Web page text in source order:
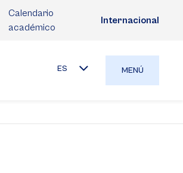
Calendario
académico
Internacional
ES MENÚ